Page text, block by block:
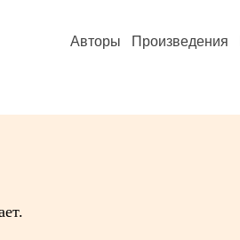
Авторы Произведения